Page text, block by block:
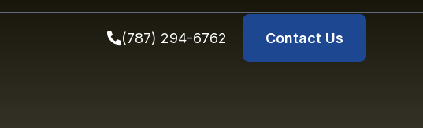
(787) 294-6762 Contact Us